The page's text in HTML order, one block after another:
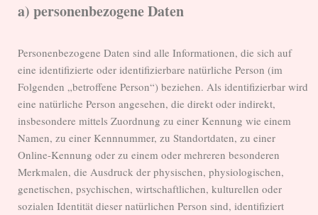
a) personenbezogene Daten
Personenbezogene Daten sind alle Informationen, die sich auf
eine identifizierte oder identifizierbare natürliche Person (im
Folgenden „betroffene Person“) beziehen. Als identifizierbar wird
eine natürliche Person angesehen, die direkt oder indirekt,
insbesondere mittels Zuordnung zu einer Kennung wie einem
Namen, zu einer Kennnummer, zu Standortdaten, zu einer
Online-Kennung oder zu einem oder mehreren besonderen
Merkmalen, die Ausdruck der physischen, physiologischen,
genetischen, psychischen, wirtschaftlichen, kulturellen oder
sozialen Identität dieser natürlichen Person sind, identifiziert